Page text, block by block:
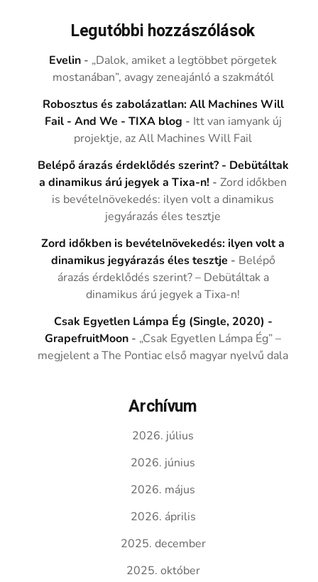
Legutóbbi hozzászólások
Evelin - „Dalok, amiket a legtöbbet pörgetek
mostanában”, avagy zeneajánló a szakmától
Robosztus és zabolázatlan: All Machines Will
Fail - And We - TIXA blog - Itt van iamyank új
projektje, az All Machines Will Fail
Belépő árazás érdeklődés szerint? - Debütáltak
a dinamikus árú jegyek a Tixa-n! -Zord időkben
is bevételnövekedés: ilyen volt a dinamikus
jegyárazás éles tesztje
Zord időkben is bevételnövekedés: ilyen volt a
dinamikus jegyárazás éles tesztje - Belépő
árazás érdeklődés szerint? – Debütáltak a
dinamikus árú jegyek a Tixa-n!
Csak Egyetlen Lámpa Ég (Single, 2020) -
GrapefruitMoon - „Csak Egyetlen Lámpa Ég” –
megjelent a The Pontiac első magyar nyelvű dala
Archívum
2026. július
2026. június
2026. május
2026. április
2025. december
2025. október